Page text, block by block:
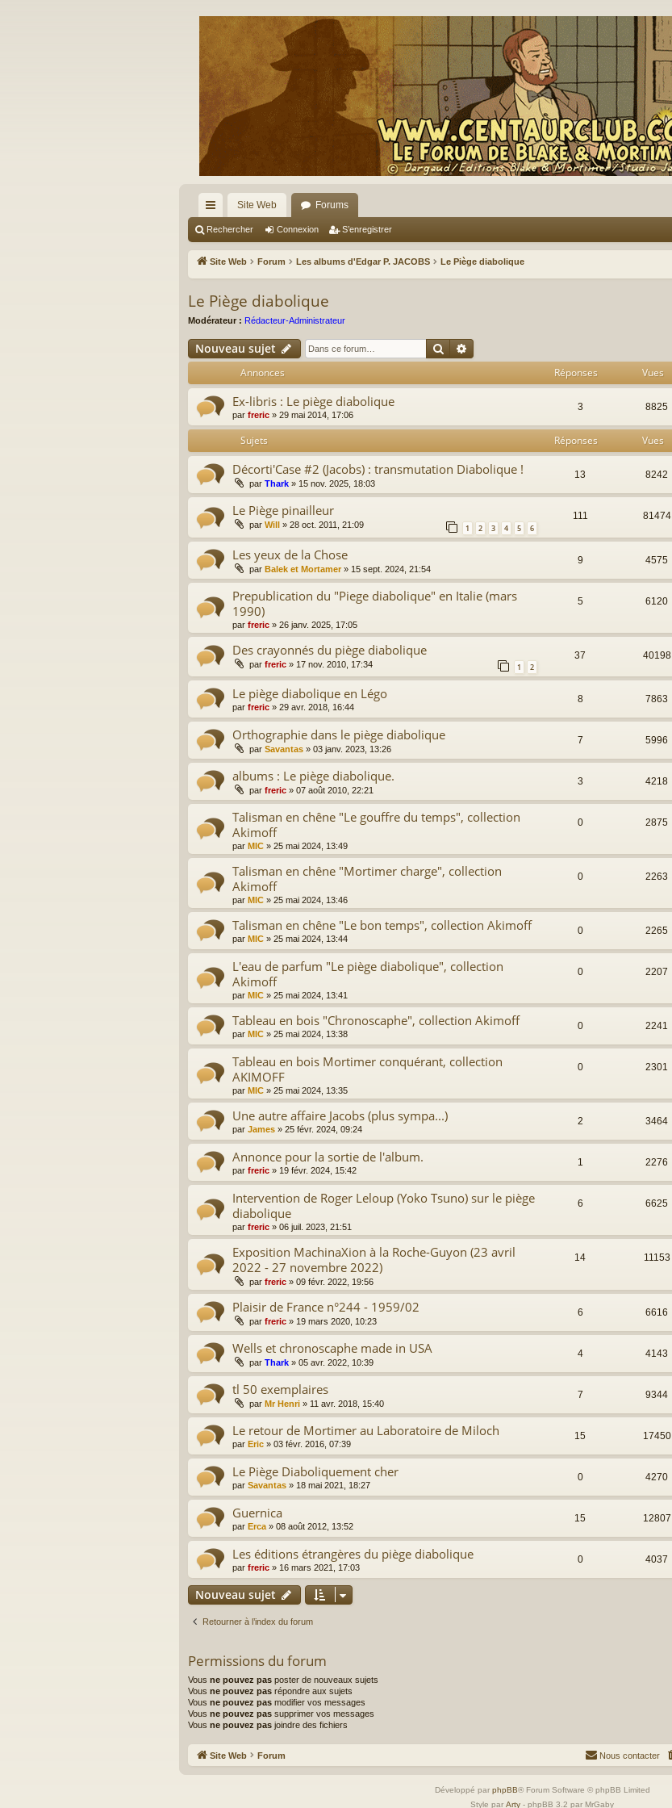
cc
ès
ra
pi
de
Site Web Forums
Rechercher Connexion S’enregistrer
Site Web Forum Les albums d'Edgar P. JACOBS Le Piège diabolique
Le Piège diabolique
Modérateur : Rédacteur-Administrateur
Nouveau sujet Rechercher
Annonces Réponses Vues
Ex-libris : Le piège diabolique
par freric » 29 mai 2014, 17:06
3 8825
Sujets Réponses Vues
Décorti'Case #2 (Jacobs) : transmutation Diabolique !
par Thark » 15 nov. 2025, 18:03
13 8242
Le Piège pinailleur
par Will » 28 oct. 2011, 21:09 1 2 3 4 5 6
111 81474
Les yeux de la Chose
par Balek et Mortamer » 15 sept. 2024, 21:54
9 4575
Prepublication du "Piege diabolique" en Italie (mars
1990)
par freric » 26 janv. 2025, 17:05
5 6120
Des crayonnés du piège diabolique
par freric » 17 nov. 2010, 17:34 1 2
37 40198
Le piège diabolique en Légo
par freric » 29 avr. 2018, 16:44
8 7863
Orthographie dans le piège diabolique
par Savantas » 03 janv. 2023, 13:26
7 5996
albums : Le piège diabolique.
par freric » 07 août 2010, 22:21
3 4218
Talisman en chêne "Le gouffre du temps", collection
Akimoff
par MIC » 25 mai 2024, 13:49
0 2875
Talisman en chêne "Mortimer charge", collection
Akimoff
par MIC » 25 mai 2024, 13:46
0 2263
Talisman en chêne "Le bon temps", collection Akimoff
par MIC » 25 mai 2024, 13:44
0 2265
L'eau de parfum "Le piège diabolique", collection
Akimoff
par MIC » 25 mai 2024, 13:41
0 2207
Tableau en bois "Chronoscaphe", collection Akimoff
par MIC » 25 mai 2024, 13:38
0 2241
Tableau en bois Mortimer conquérant, collection
AKIMOFF
par MIC » 25 mai 2024, 13:35
0 2301
Une autre affaire Jacobs (plus sympa...)
par James » 25 févr. 2024, 09:24
2 3464
Annonce pour la sortie de l'album.
par freric » 19 févr. 2024, 15:42
1 2276
Intervention de Roger Leloup (Yoko Tsuno) sur le piège
diabolique
par freric » 06 juil. 2023, 21:51
6 6625
Exposition MachinaXion à la Roche-Guyon (23 avril
2022 - 27 novembre 2022)
par freric » 09 févr. 2022, 19:56
14 11153
Plaisir de France n°244 - 1959/02
par freric » 19 mars 2020, 10:23
6 6616
Wells et chronoscaphe made in USA
par Thark » 05 avr. 2022, 10:39
4 4143
tl 50 exemplaires
par Mr Henri » 11 avr. 2018, 15:40
7 9344
Le retour de Mortimer au Laboratoire de Miloch
par Eric » 03 févr. 2016, 07:39
15 17450
Le Piège Diaboliquement cher
par Savantas » 18 mai 2021, 18:27
0 4270
Guernica
par Erca » 08 août 2012, 13:52
15 12807
Les éditions étrangères du piège diabolique
par freric » 16 mars 2021, 17:03
0 4037
Nouveau sujet
Retourner à l’index du forum
Permissions du forum
Vous ne pouvez pas poster de nouveaux sujets
Vous ne pouvez pas répondre aux sujets
Vous ne pouvez pas modifier vos messages
Vous ne pouvez pas supprimer vos messages
Vous ne pouvez pas joindre des fichiers
Site Web Forum Nous contacter
Développé par phpBB® Forum Software © phpBB Limited
Style par Arty - phpBB 3.2 par MrGaby